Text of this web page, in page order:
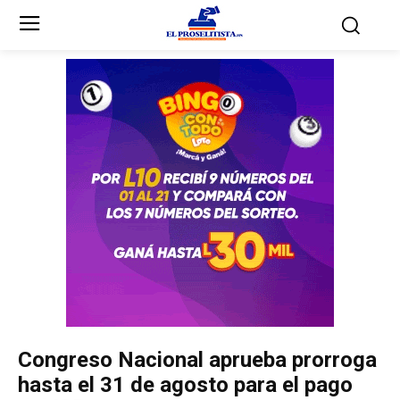
Partidos Políticos
Partido Liberal
Unificación Democrática
Anticorrupción
Partidos Políticos
Partido Liberal
Unificación Democrática
Anticorrupción
Congreso Nacional aprueba prorroga
hasta el 31 de agosto para el pago